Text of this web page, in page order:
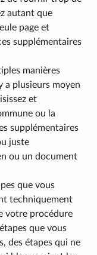
autant que
page et
supplémentaires
manières
a plusieurs moyen
et
ou la
supplémentaires
juste
ou un document
que vous
techniquement
votre procédure
que vous
des étapes qui ne